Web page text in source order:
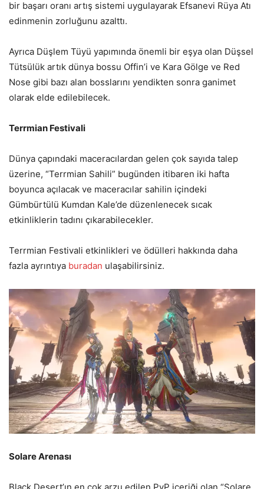
bir başarı oranı artış sistemi uygulayarak Efsanevi Rüya Atı
edinmenin zorluğunu azalttı.
Ayrıca Düşlem Tüyü yapımında önemli bir eşya olan Düşsel
Tütsülük artık dünya bossu Offin’i ve Kara Gölge ve Red
Nose gibi bazı alan bosslarını yendikten sonra ganimet
olarak elde edilebilecek.
Terrmian Festivali
Dünya çapındaki maceracılardan gelen çok sayıda talep
üzerine, “Terrmian Sahili” bugünden itibaren iki hafta
boyunca açılacak ve maceracılar sahilin içindeki
Gümbürtülü Kumdan Kale’de düzenlenecek sıcak
etkinliklerin tadını çıkarabilecekler.
Terrmian Festivali etkinlikleri ve ödülleri hakkında daha
fazla ayrıntıya buradan ulaşabilirsiniz.
Solare Arenası